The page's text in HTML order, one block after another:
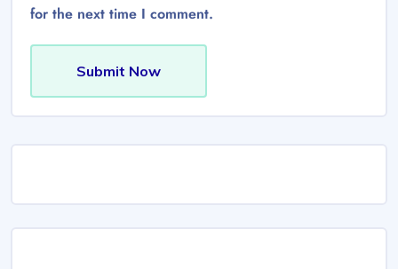
for the next time I comment.
Submit Now